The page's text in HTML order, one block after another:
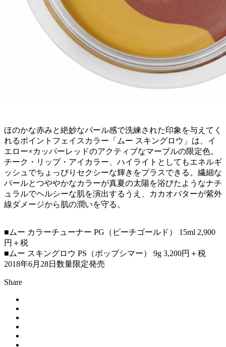
ほのかな赤みと絶妙なパール感で洗練された印象を与えてく
れるポイントフェイスカラー「ムー スキングロウ」は、イ
エロー×カッパーレッドのアクティブなマーブルの限定色。
チーク・リップ・アイカラー、ハイライトとしてもエネルギ
ッシュでちょっぴりセクシーな輝きをプラスできる。繊細な
パールとつややかなカラーが真夏の太陽を浴びたようなナチ
ュラルでヘルシーな肌を演出するうえ、カカオバターが紫外
線ダメージから肌の潤いを守る。
■ムー カラーチューナー PG（ピーチゴールド） 15ml 2,900
円＋税
■ムー スキングロウ PS（ポップシマー） 9g 3,200円＋税
2018年6月28日数量限定発売
Share